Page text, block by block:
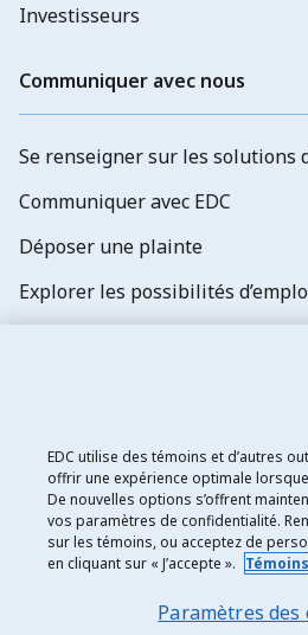
Investisseurs
Communiquer avec nous
Se renseigner sur les solutions
Communiquer avec EDC
Déposer une plainte
Explorer les possibilités
Exportation et développement Canada
Énoncé de confidentialité
EDC utilise des témoins et d’autres
offrir une expérience optimale
De nouvelles options s’offrent
vos paramètres de confidentialité.
sur les témoins, ou acceptez de
en cliquant sur « J’accepte ». Témoins
Paramètres des